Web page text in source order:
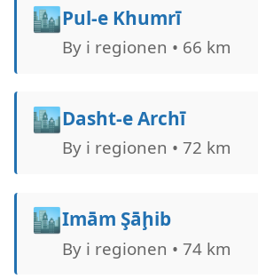
🏙️Pul-e Khumrī
By i regionen • 66 km
🏙️Dasht-e Archī
By i regionen • 72 km
🏙️Imām Şāḩib
By i regionen • 74 km